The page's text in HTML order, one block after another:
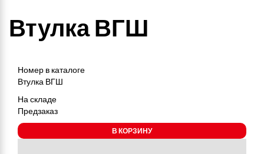
Втулка ВГШ
Номер в каталоге
Втулка ВГШ
На складе
Предзаказ
В КОРЗИНУ